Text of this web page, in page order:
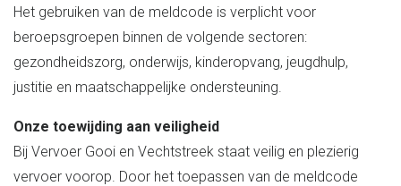
Het gebruiken van de meldcode is verplicht voor
beroepsgroepen binnen de volgende sectoren:
gezondheidszorg, onderwijs, kinderopvang, jeugdhulp,
justitie en maatschappelijke ondersteuning.
Onze toewijding aan veiligheid
Bij Vervoer Gooi en Vechtstreek staat veilig en plezierig
vervoer voorop. Door het toepassen van de meldcode